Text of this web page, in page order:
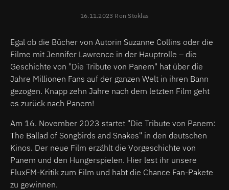
16.11.2023 Ron Stoklas
Egal ob die Bücher von Autorin Suzanne Collins oder die
Filme mit Jennifer Lawrence in der Hauptrolle – die
Geschichte von "Die Tribute von Panem" hat über die
Jahre Millionen Fans auf der ganzen Welt in ihren Bann
gezogen. Knapp zehn Jahre nach dem letzten Film geht
es zurück nach Panem!
Am 16. November 2023 startet "Die Tribute von Panem:
The Ballad of Songbirds and Snakes" in den deutschen
Kinos. Der neue Film erzählt die Vorgeschichte von
Panem und den Hungerspielen. Hier lest ihr unsere
FluxFM-Kritik zum Film und habt die Chance Fan-Pakete
zu gewinnen.